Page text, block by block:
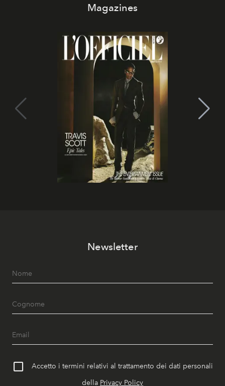
Magazines
Newsletter
Accetto i termini relativi al trattamento dei dati personali
della Privacy Policy